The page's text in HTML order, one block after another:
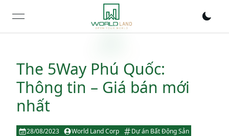
open navigation menu
The 5Way Phú Quốc:
Thông tin – Giá bán mới
nhất
28/08/2023 World Land Corp Dự án Bất Động Sản